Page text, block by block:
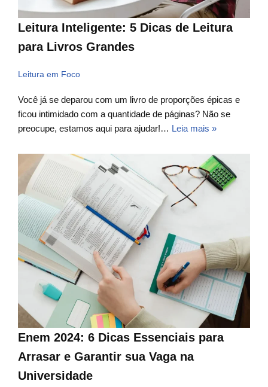
Leitura Inteligente: 5 Dicas de Leitura
para Livros Grandes
Leitura em Foco
Você já se deparou com um livro de proporções épicas e
ficou intimidado com a quantidade de páginas? Não se
preocupe, estamos aqui para ajudar!… Leia mais »
Enem 2024: 6 Dicas Essenciais para
Arrasar e Garantir sua Vaga na
Universidade